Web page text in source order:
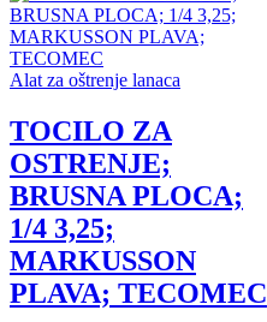
Alat za oštrenje lanaca
TOCILO ZA
OSTRENJE;
BRUSNA PLOCA;
1/4 3,25;
MARKUSSON
PLAVA; TECOMEC